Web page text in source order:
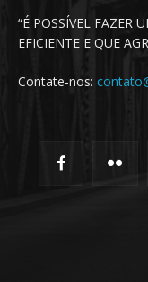
“É POSSÍVEL FAZER
EFICIENTE E QUE
Contate-nos: